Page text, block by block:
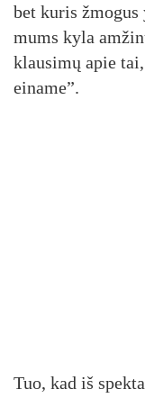
bet kuris
mums kyla
klausimų apie
einame”.
Tuo, kad iš